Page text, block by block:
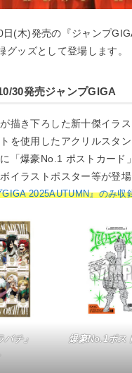
(木)発売の『ジャンプ
ッズとして登場します。
30発売ジャンプGIGA
描き下ろした新十傑イラス
を使用したアクリルスタ
「爆豪No.1 ポストカード
イラストポスター等が登場
2025AUTUMN』のみ収
バチ」
爆豪No.1ポス